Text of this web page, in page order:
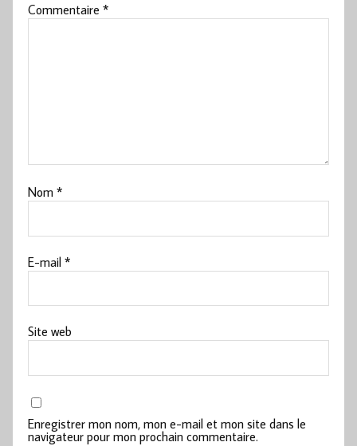
Commentaire*
Nom*
E-mail*
Site web
Enregistrer mon nom, mon e-mail et mon site dans le
navigateur pour mon prochain commentaire.